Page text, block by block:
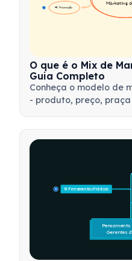
📢 Promoção
17
Marketing
O que é o Mix de
Guia Completo
Conheça o modelo de
- produto, preço,
🛠️ Ferramentas Práticas
15
Gerentes